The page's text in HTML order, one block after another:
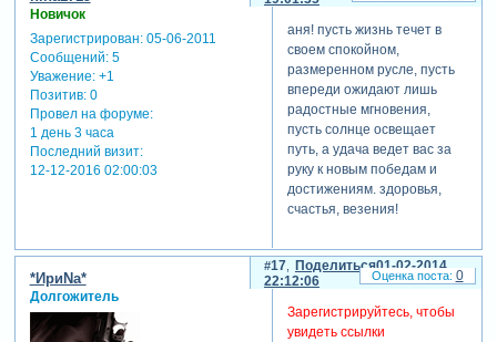
Новичок
Зарегистрирован: 05-06-2011
Сообщений:5
Уважение: +1
Позитив: 0
Провел на форуме:
1 день 3 часа
Последний визит:
12-12-2016 02:00:03
аня! пусть жизнь течет в
своем спокойном,
размеренном русле, пусть
впереди ожидают лишь
радостные мгновения,
пусть солнце освещает
путь, а удача ведет вас за
руку к новым победам и
достижениям. здоровья,
счастья, везения!
Поделиться
17
01-02-2014
22:12:06
*ИриNа*
Долгожитель
Зарегистрируйтесь, чтобы
увидеть ссылки
0